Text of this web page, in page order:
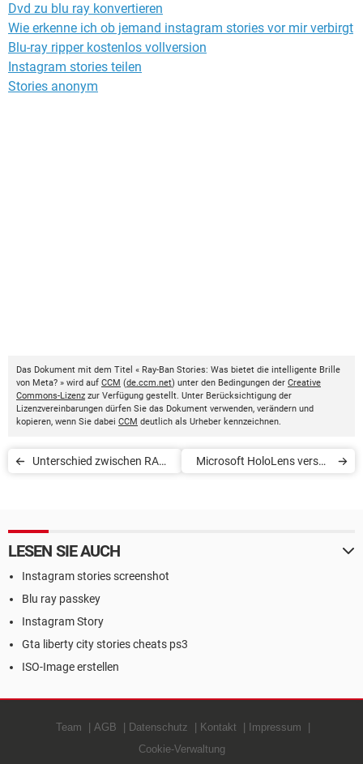
Dvd zu blu ray konvertieren
Wie erkenne ich ob jemand instagram stories vor mir verbirgt
Blu-ray ripper kostenlos vollversion
Instagram stories teilen
Stories anonym
Das Dokument mit dem Titel « Ray-Ban Stories: Was bietet die intelligente Brille
von Meta? » wird auf CCM (de.ccm.net) unter den Bedingungen der Creative
Commons-Lizenz zur Verfügung gestellt. Unter Berücksichtigung der
Lizenzvereinbarungen dürfen Sie das Dokument verwenden, verändern und
kopieren, wenn Sie dabei CCM deutlich als Urheber kennzeichnen.
Unterschied zwischen RAM
Microsoft HoloLens versus
LESEN SIE AUCH
Instagram stories screenshot
Blu ray passkey
Instagram Story
Gta liberty city stories cheats ps3
ISO-Image erstellen
Team AGB Datenschutz Kontakt
Impressum
Cookie-Verwaltung